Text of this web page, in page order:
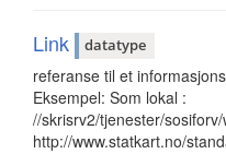
Link datatype
referanse til et
Eksempel: Som lokal :
//skrisrv2/tjenester/
http://www.statkart.no/